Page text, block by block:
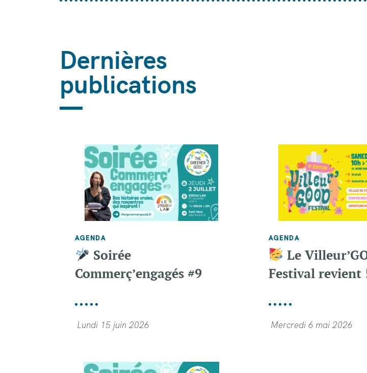
Dernières
publications
AGENDA
Soirée
Commerç’engagés #9
Lundi 15 juin 2026
AGENDA
Le
Festival revient
Mercredi 6 mai 2026